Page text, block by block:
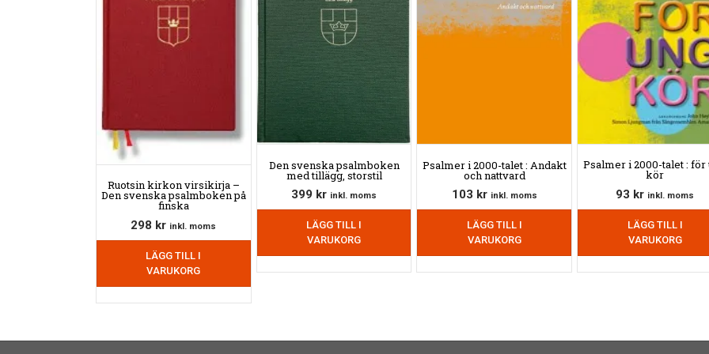
Ruotsin kirkon virsikirja –
Den svenska psalmboken på
finska
298 kr inkl. moms
LÄGG TILL I
VARUKORG
Den svenska psalmboken
med tillägg, storstil
399 kr inkl. moms
LÄGG TILL I
VARUKORG
Psalmer i 2000-talet : Andakt
och nattvard
103 kr inkl. moms
LÄGG TILL I
VARUKORG
Psalmer i 2000-talet : för
kör
93 kr inkl. moms
LÄGG TILL I
VARUKORG